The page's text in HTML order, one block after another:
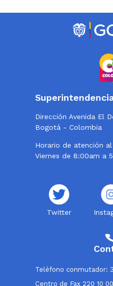
Dirección Avenida El
Bogotá - Colombia
Horario de atención
Viernes de 8:00am a
Twitter
Teléfono conmutador:
Centro de Fax 220 10